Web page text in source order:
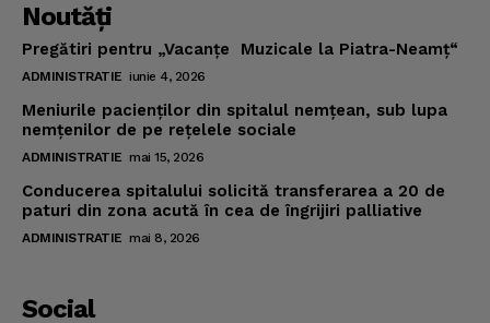
Noutăţi
Pregătiri pentru „Vacanţe Muzicale la Piatra-Neamţ“
ADMINISTRATIE iunie 4, 2026
Meniurile pacienţilor din spitalul nemţean, sub lupa
nemţenilor de pe reţelele sociale
ADMINISTRATIE mai 15, 2026
Conducerea spitalului solicită transferarea a 20 de
paturi din zona acută în cea de îngrijiri palliative
ADMINISTRATIE mai 8, 2026
Social